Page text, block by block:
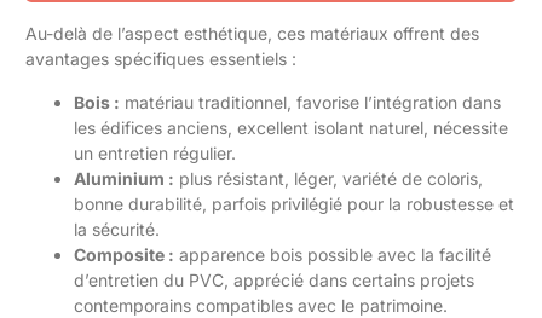
Au-delà de l’aspect esthétique, ces matériaux offrent des
avantages spécifiques essentiels :
Bois : matériau traditionnel, favorise l’intégration dans
les édifices anciens, excellent isolant naturel, nécessite
un entretien régulier.
Aluminium : plus résistant, léger, variété de coloris,
bonne durabilité, parfois privilégié pour la robustesse et
la sécurité.
Composite : apparence bois possible avec la facilité
d’entretien du PVC, apprécié dans certains projets
contemporains compatibles avec le patrimoine.